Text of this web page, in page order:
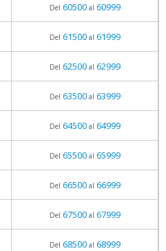
Del 60500al 60999
Del 61500al 61999
Del 62500al 62999
Del 63500al 63999
Del 64500al 64999
Del 65500al 65999
Del 66500al 66999
Del 67500al 67999
Del 68500al 68999